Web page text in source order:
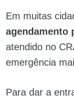
Em muitas
agendamento
atendido no
emergência
Para dar a